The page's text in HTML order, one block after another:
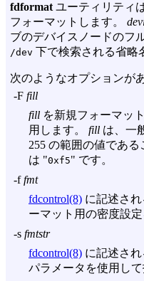
fdformat ユーティリティ
フォーマットします。
ブのデバイスノードのフ
/dev 下で検索される省略
次のようなオプションが
-F fill
fill を新規フォーマッ
用します。 fill は、一
255 の範囲の値であ
は "0xf5" です。
-f fmt
fdcontrol(8) に記述され
ーマット用の密度設定
-s fmtstr
fdcontrol(8) に記述さ
パラメータを使用して